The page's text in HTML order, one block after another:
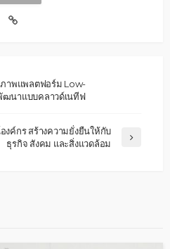
ภาพแพลตฟอร์ม Low-
นาแบบคลาวด์เนทีฟ
งค์กร สร้างความยั่งยืนให้กับ
ธุรกิจ สังคม และสิ่งแวดล้อม